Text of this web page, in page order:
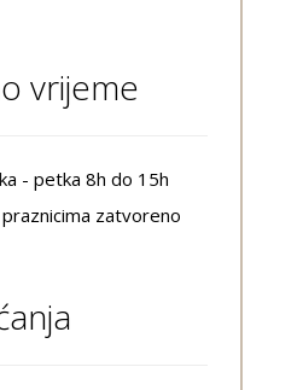
vrijeme
- petka 8h do 15h
zatvoreno